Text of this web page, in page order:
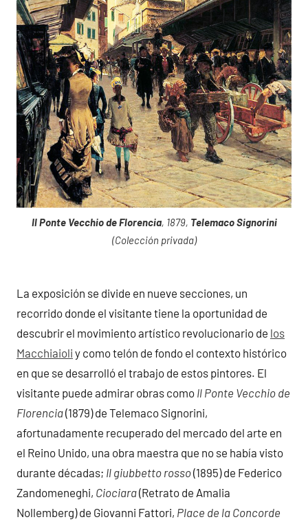
Il Ponte Vecchio de Florencia, 1879, Telemaco Signorini
(Colección privada)
La exposición se divide en nueve secciones, un
recorrido donde el visitante tiene la oportunidad de
descubrir el movimiento artístico revolucionario de los
Macchiaioli y como telón de fondo el contexto histórico
en que se desarrolló el trabajo de estos pintores. El
visitante puede admirar obras como Il Ponte Vecchio de
Florencia(1879) de Telemaco Signorini,
afortunadamente recuperado del mercado del arte en
el Reino Unido, una obra maestra que no se había visto
durante décadas; Il giubbetto rosso(1895) de Federico
Zandomeneghi, Ciociara(Retrato de Amalia
Nollemberg) de Giovanni Fattori, Place de la Concorde